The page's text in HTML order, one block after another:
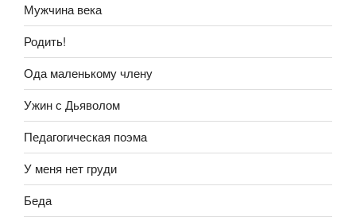
Мужчина века
Родить!
Ода маленькому члену
Ужин с Дьяволом
Педагогическая поэма
У меня нет груди
Беда